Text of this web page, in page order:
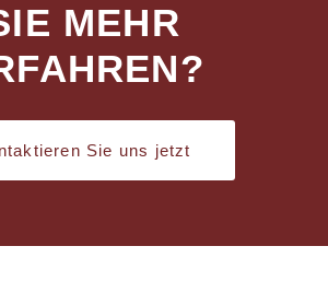
MEHR
Sie uns jetzt